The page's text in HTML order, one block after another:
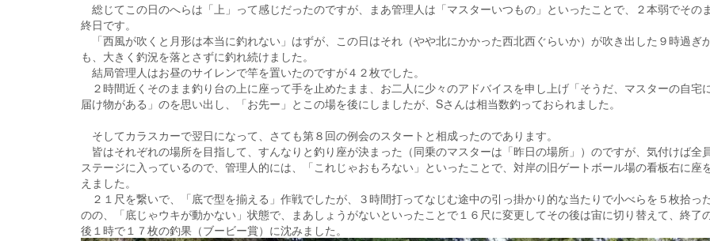
総じてこの日のへらは「上」って感じだったのですが、まあ管理人は「マスターいつもの」といったことで、２本弱でその
終日です。
「西風が吹くと月形は本当に釣れない」はずが、この日はそれ（やや北にかかった西北西ぐらいか）が吹き出した９時過ぎ
も、大きく釣況を落とさずに釣れ続けました。
結局管理人はお昼のサイレンで竿を置いたのですが４２枚でした。
２時間近くそのまま釣り台の上に座って手を止めたまま、お二人に少々のアドバイスを申し上げ「そうだ、マスターの自宅
届け物がある」のを思い出し、「お先ー」とこの場を後にしましたが、Sさんは相当数釣っておられました。
そしてカラスカーで翌日になって、さても第８回の例会のスタートと相成ったのであります。
皆はそれぞれの場所を目指して、すんなりと釣り座が決まった（同乗のマスターは「昨日の場所」）のですが、気付けば全
ステージに入っているので、管理人的には、「これじゃおもろない」といったことで、対岸の旧ゲートボール場の看板右に座
えました。
２１尺を繋いで、「底で型を揃える」作戦でしたが、３時間打ってなじむ途中の引っ掛かり的な当たりで小べらを５枚拾っ
のの、「底じゃウキが動かない」状態で、まあしょうがないといったことで１６尺に変更してその後は宙に切り替えて、終了
後１時で１７枚の釣果（ブービー賞）に沈みました。